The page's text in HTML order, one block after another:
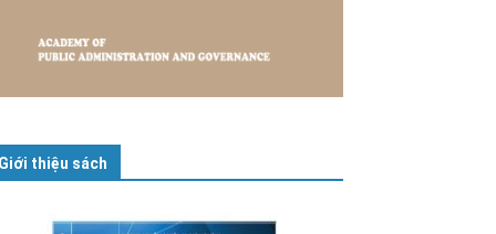
Giới thiệu sách